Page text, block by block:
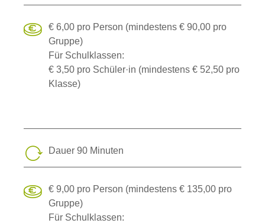
€ 6,00 pro Person (mindestens € 90,00 pro
Gruppe)
Für Schulklassen:
€ 3,50 pro Schüler·in (mindestens € 52,50 pro
Klasse)
Dauer 90 Minuten
€ 9,00 pro Person (mindestens € 135,00 pro
Gruppe)
Für Schulklassen: